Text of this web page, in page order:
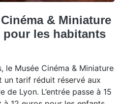
& Miniature
pour les habitants
le Musée Cinéma & Miniature
un tarif réduit réservé aux
Lyon. L’entrée passe à 15